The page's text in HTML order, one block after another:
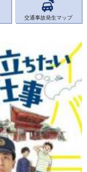
交通事故発生マップ